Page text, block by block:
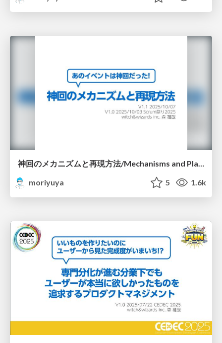
神回のメカニズムと再現方法/Mechanisms and Playbook for Kamikai scrumat2025
moriyuya
5 1.6k